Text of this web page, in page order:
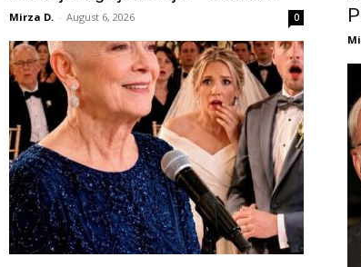
Mirza D. - August 6, 2026 0